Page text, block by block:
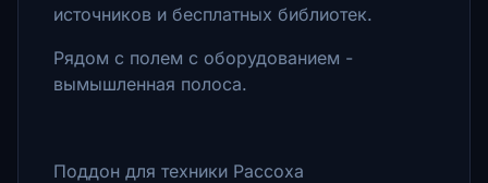
источников и бесплатных библиотек.
Рядом с полем с оборудованием -
вымышленная полоса.
Поддон для техники Рассоха